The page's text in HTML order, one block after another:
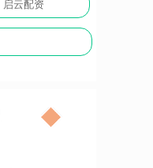
启云配资